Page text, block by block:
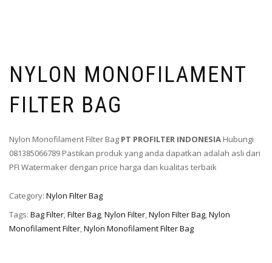
NYLON MONOFILAMENT
FILTER BAG
Nylon Monofilament Filter Bag PT PROFILTER INDONESIA Hubungi
081385066789 Pastikan produk yang anda dapatkan adalah asli dari
PFI Watermaker dengan price harga dan kualitas terbaik
Category: Nylon Filter Bag
Tags: Bag Filter,Filter Bag,Nylon Filter,Nylon Filter Bag,Nylon
Monofilament Filter,Nylon Monofilament Filter Bag